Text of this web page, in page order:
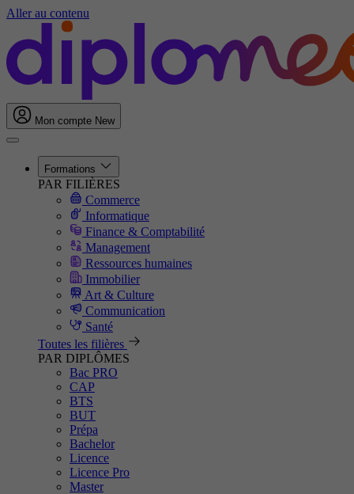
Aller au contenu
Mon compte New
Formations
PAR FILIÈRES
Commerce
Informatique
Finance & Comptabilité
Management
Ressources humaines
Immobilier
Art & Culture
Communication
Santé
Toutes les filières
PAR DIPLÔMES
Bac PRO
CAP
BTS
BUT
Prépa
Bachelor
Licence
Licence Pro
Master